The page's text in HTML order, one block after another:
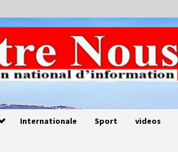
Internationale Sport videos